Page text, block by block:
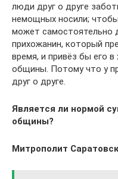
люди друг о друге
немощных носили;
может
прихожанин, который
время, и привёз бы его
общины. Потому что у
друг о друге.
Является ли нормой
общины?
Митрополит